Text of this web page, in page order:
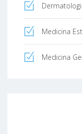
Medicina
Medicina